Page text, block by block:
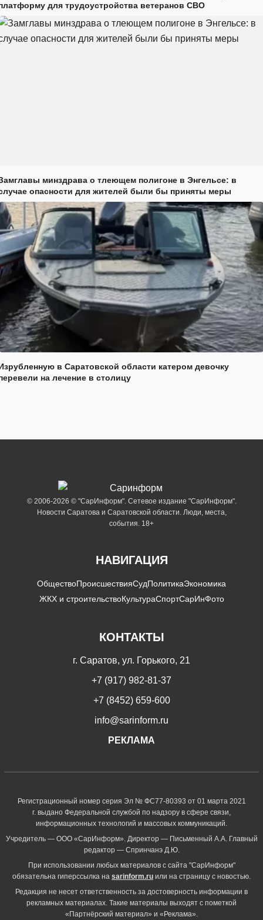
для трудоустройства ветеранов СВО
минздрава о тлеющем полигоне в Энгельсе: в
опасности для жителей были бы приняты меры
в Саратовской области катером девочку
на лечение в столицу
© 2006-2026 © "СарИнформ". Сетевое издание "СарИнформ".
Новости Саратова и Саратовской области. Люди, места,
события. 18+
НАВИГАЦИЯ
ОбществоПроисшествияСудПолитикаЭкономика
ЖКХ и строительствоКультураСпортСарИнФото
КОНТАКТЫ
г. Саратов, ул. Горького, 21
+7 (917) 982-81-37
+7 (8452) 659-600
info@sarinform.ru
РЕКЛАМА
Регистрационный номер серия Эл № ФС77-80393 от 01 марта 2021
г. выдано Федеральной службой по надзору в сфере связи,
информационных технологий и массовых коммуникаций.
Учредитель — ООО «СарИнформ». Директор — Письменный А.А. Главный
редактор — Спринчанэ Д.Ю.
При использовании любых материалов с сайта "СарИнформ"
обязательна гиперссылка на sarinform.ru или на страницу с новостью.
Редакция не несет ответственность за достоверность информации в
рекламных материалах. Такие материалы выходят с пометкой
«Партнёрский материал» и «Реклама».